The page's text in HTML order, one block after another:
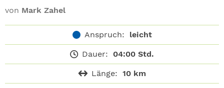
von Mark Zahel
Anspruch: leicht
Dauer: 04:00 Std.
Länge: 10 km
SHOP